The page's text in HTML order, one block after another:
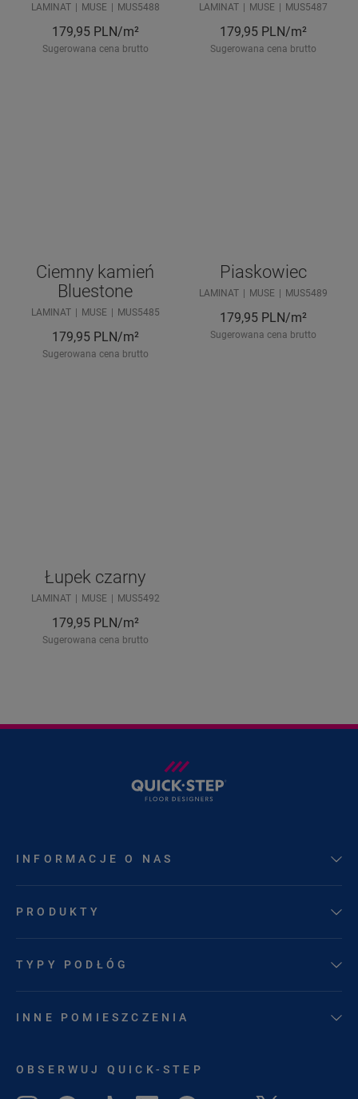
LAMINAT MUSE MUS5488
179,95 PLN/m²
Sugerowana cena brutto
LAMINAT MUSE MUS5487
179,95 PLN/m²
Sugerowana cena brutto
Ciemny kamień
Bluestone
LAMINAT MUSE MUS5485
179,95 PLN/m²
Sugerowana cena brutto
Piaskowiec
LAMINAT MUSE MUS5489
179,95 PLN/m²
Sugerowana cena brutto
Łupek czarny
LAMINAT MUSE MUS5492
179,95 PLN/m²
Sugerowana cena brutto
INFORMACJE O NAS
PRODUKTY
TYPY PODŁÓG
INNE POMIESZCZENIA
OBSERWUJ QUICK-STEP